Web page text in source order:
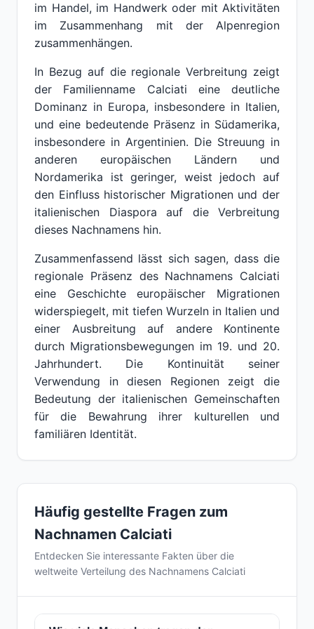
im Handel, im Handwerk oder mit Aktivitäten
im Zusammenhang mit der Alpenregion
zusammenhängen.
In Bezug auf die regionale Verbreitung zeigt
der Familienname Calciati eine deutliche
Dominanz in Europa, insbesondere in Italien,
und eine bedeutende Präsenz in Südamerika,
insbesondere in Argentinien. Die Streuung in
anderen europäischen Ländern und
Nordamerika ist geringer, weist jedoch auf
den Einfluss historischer Migrationen und der
italienischen Diaspora auf die Verbreitung
dieses Nachnamens hin.
Zusammenfassend lässt sich sagen, dass die
regionale Präsenz des Nachnamens Calciati
eine Geschichte europäischer Migrationen
widerspiegelt, mit tiefen Wurzeln in Italien und
einer Ausbreitung auf andere Kontinente
durch Migrationsbewegungen im 19. und 20.
Jahrhundert. Die Kontinuität seiner
Verwendung in diesen Regionen zeigt die
Bedeutung der italienischen Gemeinschaften
für die Bewahrung ihrer kulturellen und
familiären Identität.
Häufig gestellte Fragen zum
Nachnamen Calciati
Entdecken Sie interessante Fakten über die
weltweite Verteilung des Nachnamens Calciati